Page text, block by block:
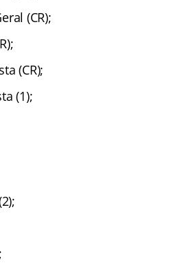
(CR);
(CR);
(1);